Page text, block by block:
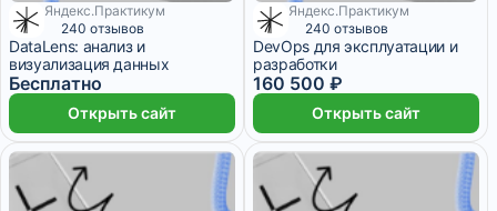
1 ₽/мес
Яндекс.Практикум
240 отзывов
DataLens: анализ и
визуализация данных
Бесплатно
Открыть сайт
6 552 ₽/мес
Яндекс.Практикум
240 отзывов
DevOps для эксплуатации и
разработки
160 500 ₽
Открыть сайт